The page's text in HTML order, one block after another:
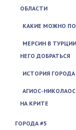
ОБЛАСТИ
КАКИЕ МОЖНО
МЕРСИН В
НЕГО ДОБРАТЬСЯ
ИСТОРИЯ
АГИОС-
НА КРИТЕ
ГОРОДА #5